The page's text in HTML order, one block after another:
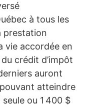
à tous les
prestation
vie accordée en
crédit d’impôt
auront
atteindre
ou 1 400 $